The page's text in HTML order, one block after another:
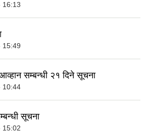
16:13
15:49
सम्बन्धी २१ दिने सूचना
10:44
सूचना
15:02